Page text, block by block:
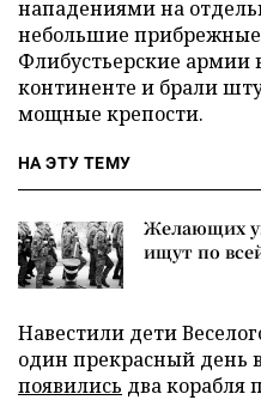
нападениями на
небольшие прибрежные
Флибустьерские армии
континенте и брали
мощные крепости.
НА ЭТУ ТЕМУ
Желающих
ищут по
Навестили дети
один прекрасный день
появились два корабля